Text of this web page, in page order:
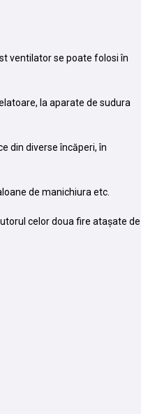
ventilator se poate folosi în
la aparate de sudura
din diverse încăperi, în
de manichiura etc.
celor doua fire atașate de